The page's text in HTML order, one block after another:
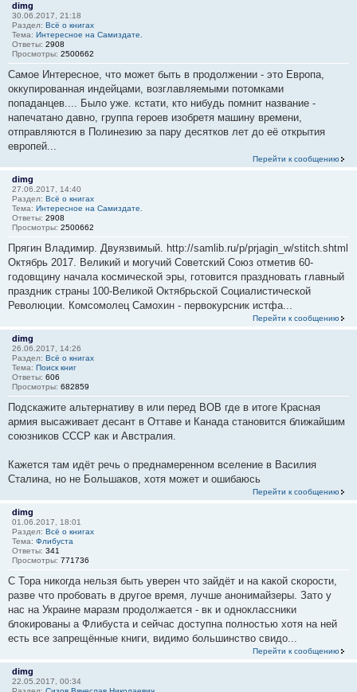
dimg
30.06.2017, 21:18
Раздел: Всё о книгах
Тема: Интересное на Самиздате.
Ответы: 2908
Просмотры: 2500662
Самое Интересное, что может быть в продолжении - это Европа,
оккупированная индейцами, возглавляемыми потомками
попаданцев.... Было уже. кстати, кто нибудь помнит название -
напечатано давно, группа героев изобретя машину времени,
отправляются в Полинезию за пару десятков лет до её открытия
европей...
Перейти к сообщению
dimg
27.06.2017, 14:40
Раздел: Всё о книгах
Тема: Интересное на Самиздате.
Ответы: 2908
Просмотры: 2500662
Прягин Владимир. Двуязвимый. http://samlib.ru/p/prjagin_w/stitch.shtml
Октябрь 2017. Великий и могучий Советский Союз отметив 60-
годовщину начала космической эры, готовится праздновать главный
праздник страны 100-Великой Октябрьской Социалистической
Революции. Комсомолец Самохин - первокурсник истфа...
Перейти к сообщению
dimg
26.06.2017, 14:26
Раздел: Всё о книгах
Тема: Поиск книг
Ответы: 606
Просмотры: 682859
Подскажите альтернативу в или перед ВОВ где в итоге Красная
армия высаживает десант в Оттаве и Канада становится ближайшим
союзников СССР как и Австралия.
Кажется там идёт речь о преднамеренном вселение в Василия
Сталина, но не Большаков, хотя может и ошибаюсь
Перейти к сообщению
dimg
01.06.2017, 18:01
Раздел: Всё о книгах
Тема: Флибуста
Ответы: 341
Просмотры: 771736
С Тора никогда нельзя быть уверен что зайдёт и на какой скорости,
разве что пробовать в другое время, лучше анонимайзеры. Зато у
нас на Украине маразм продолжается - вк и одноклассники
блокированы а Флибуста и сейчас доступна полностью хотя на ней
есть все запрещённые книги, видимо большинство свидо...
Перейти к сообщению
dimg
22.05.2017, 00:34